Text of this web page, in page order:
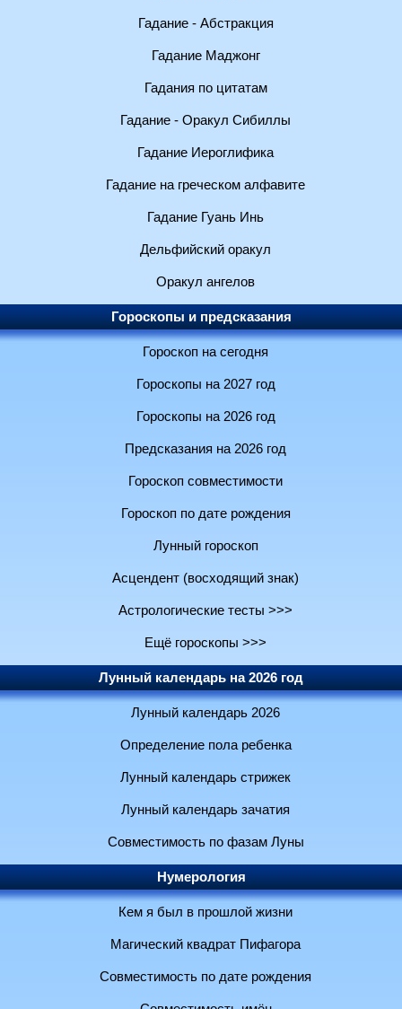
Гадание - Абстракция
Гадание Маджонг
Гадания по цитатам
Гадание - Оракул Сибиллы
Гадание Иероглифика
Гадание на греческом алфавите
Гадание Гуань Инь
Дельфийский оракул
Оракул ангелов
Гороскопы и предсказания
Гороскоп на сегодня
Гороскопы на 2027 год
Гороскопы на 2026 год
Предсказания на 2026 год
Гороскоп совместимости
Гороскоп по дате рождения
Лунный гороскоп
Асцендент (восходящий знак)
Астрологические тесты >>>
Ещё гороскопы >>>
Лунный календарь на 2026 год
Лунный календарь 2026
Определение пола ребенка
Лунный календарь стрижек
Лунный календарь зачатия
Совместимость по фазам Луны
Нумерология
Кем я был в прошлой жизни
Магический квадрат Пифагора
Совместимость по дате рождения